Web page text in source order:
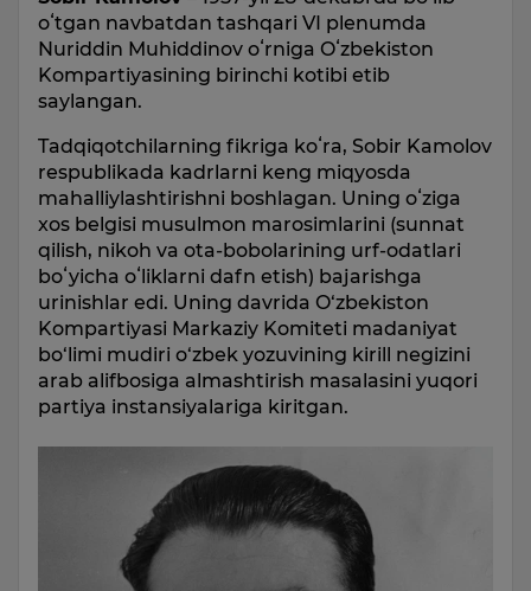
oʻtgan navbatdan tashqari VI plenumda
Nuriddin Muhiddinov oʻrniga Oʻzbekiston
Kompartiyasining birinchi kotibi etib
saylangan.
Tadqiqotchilarning fikriga koʻra, Sobir Kamolov
respublikada kadrlarni keng miqyosda
mahalliylashtirishni boshlagan. Uning oʻziga
xos belgisi musulmon marosimlarini (sunnat
qilish, nikoh va ota-bobolarining urf-odatlari
boʻyicha oʻliklarni dafn etish) bajarishga
urinishlar edi. Uning davrida O‘zbekiston
Kompartiyasi Markaziy Komiteti madaniyat
bo‘limi mudiri o‘zbek yozuvining kirill negizini
arab alifbosiga almashtirish masalasini yuqori
partiya instansiyalariga kiritgan.